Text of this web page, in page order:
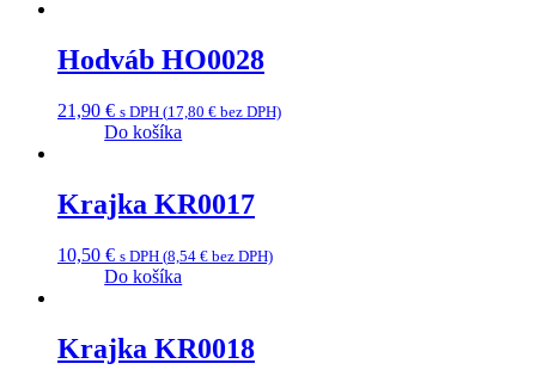
Hodváb HO0028
21,90 € s DPH (17,80 € bez DPH)
Do košíka
Krajka KR0017
10,50 € s DPH (8,54 € bez DPH)
Do košíka
Krajka KR0018